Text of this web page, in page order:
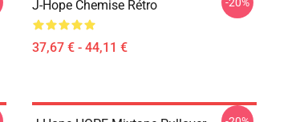
J-Hope Chemise Rétro
37,67 € - 44,11 €